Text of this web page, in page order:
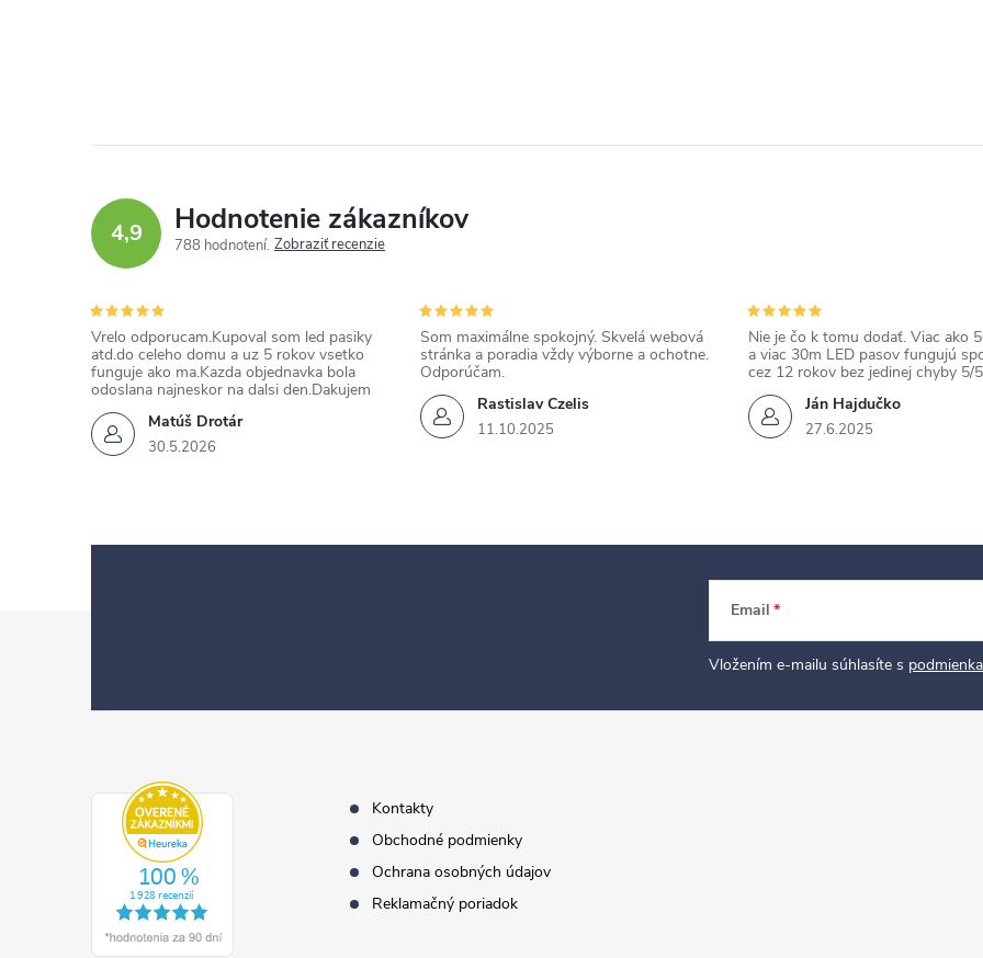
4,9 Hodnotenie zákazníkov
788 hodnotení Zobraziť recenzie
Matúš Drotár
30.5.2026
Vrelo odporucam.Kupoval som led pasiky
atd.do celeho domu a uz 5 rokov vsetko
funguje ako ma.Kazda objednavka bola
odoslana najneskor na dalsi den.Dakujem
Rastislav Czelis
11.10.2025
Som maximálne spokojný. Skvelá webová
stránka a poradia vždy výborne a ochotne.
Odporúčam.
Ján Hajdučko
27.6.2025
Nie je čo k tomu dodať. Viac ako
a viac 30m LED pasov fungujú
cez 12 rokov bez jedinej chyby 5/5
Email
Vložením e-mailu súhlasíte s
Kontakty
Obchodné podmienky
Ochrana osobných údajov
Reklamačný poriadok